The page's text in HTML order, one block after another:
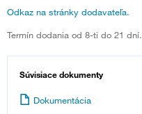
Odkaz na stránky dodavateľa.
Termín dodania od 8-ti do 21 dní.
Súvisiace dokumenty
Dokumentácia